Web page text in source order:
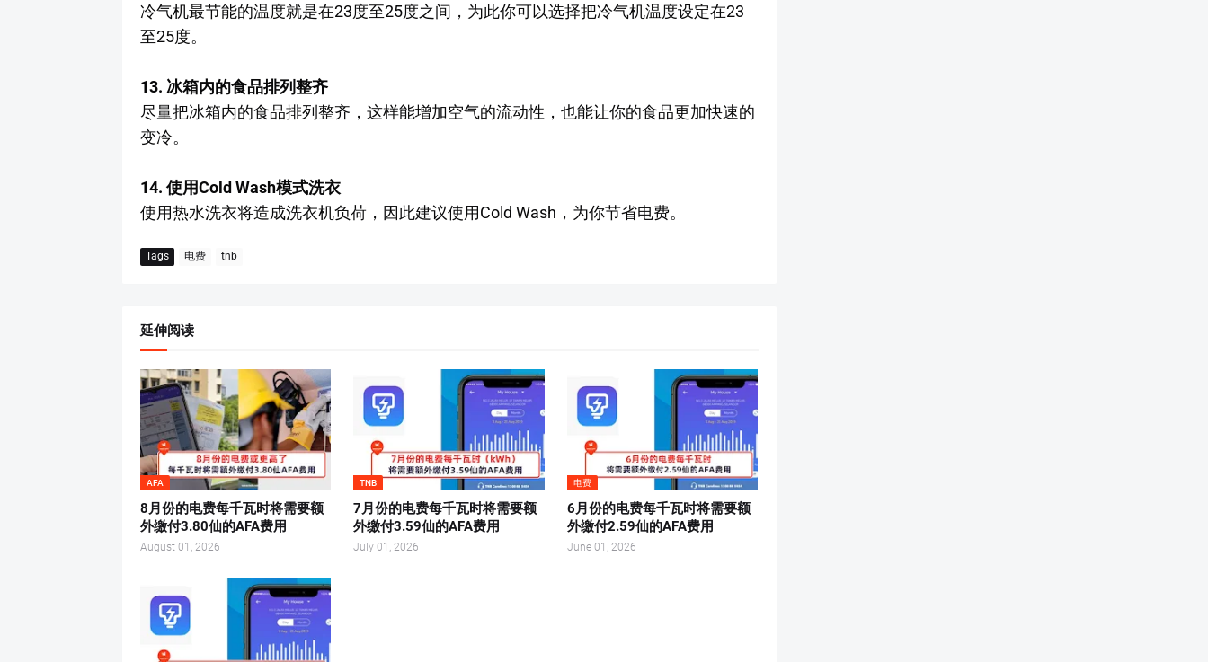
冷气机最节能的温度就是在23度至25度之间，为此你可以选择把冷气机温度设定在23
至25度。
13. 冰箱内的食品排列整齐
尽量把冰箱内的食品排列整齐，这样能增加空气的流动性，也能让你的食品更加快速的
变冷。
14. 使用Cold Wash模式洗衣
使用热水洗衣将造成洗衣机负荷，因此建议使用Cold Wash，为你节省电费。
Tags 电费 tnb
延伸阅读
AFA
8月份的电费每千瓦时将需要额
外缴付3.80仙的AFA费用
August 01, 2026
TNB
7月份的电费每千瓦时将需要额
外缴付3.59仙的AFA费用
July 01, 2026
电费
6月份的电费每千瓦时将需要额
外缴付2.59仙的AFA费用
June 01, 2026